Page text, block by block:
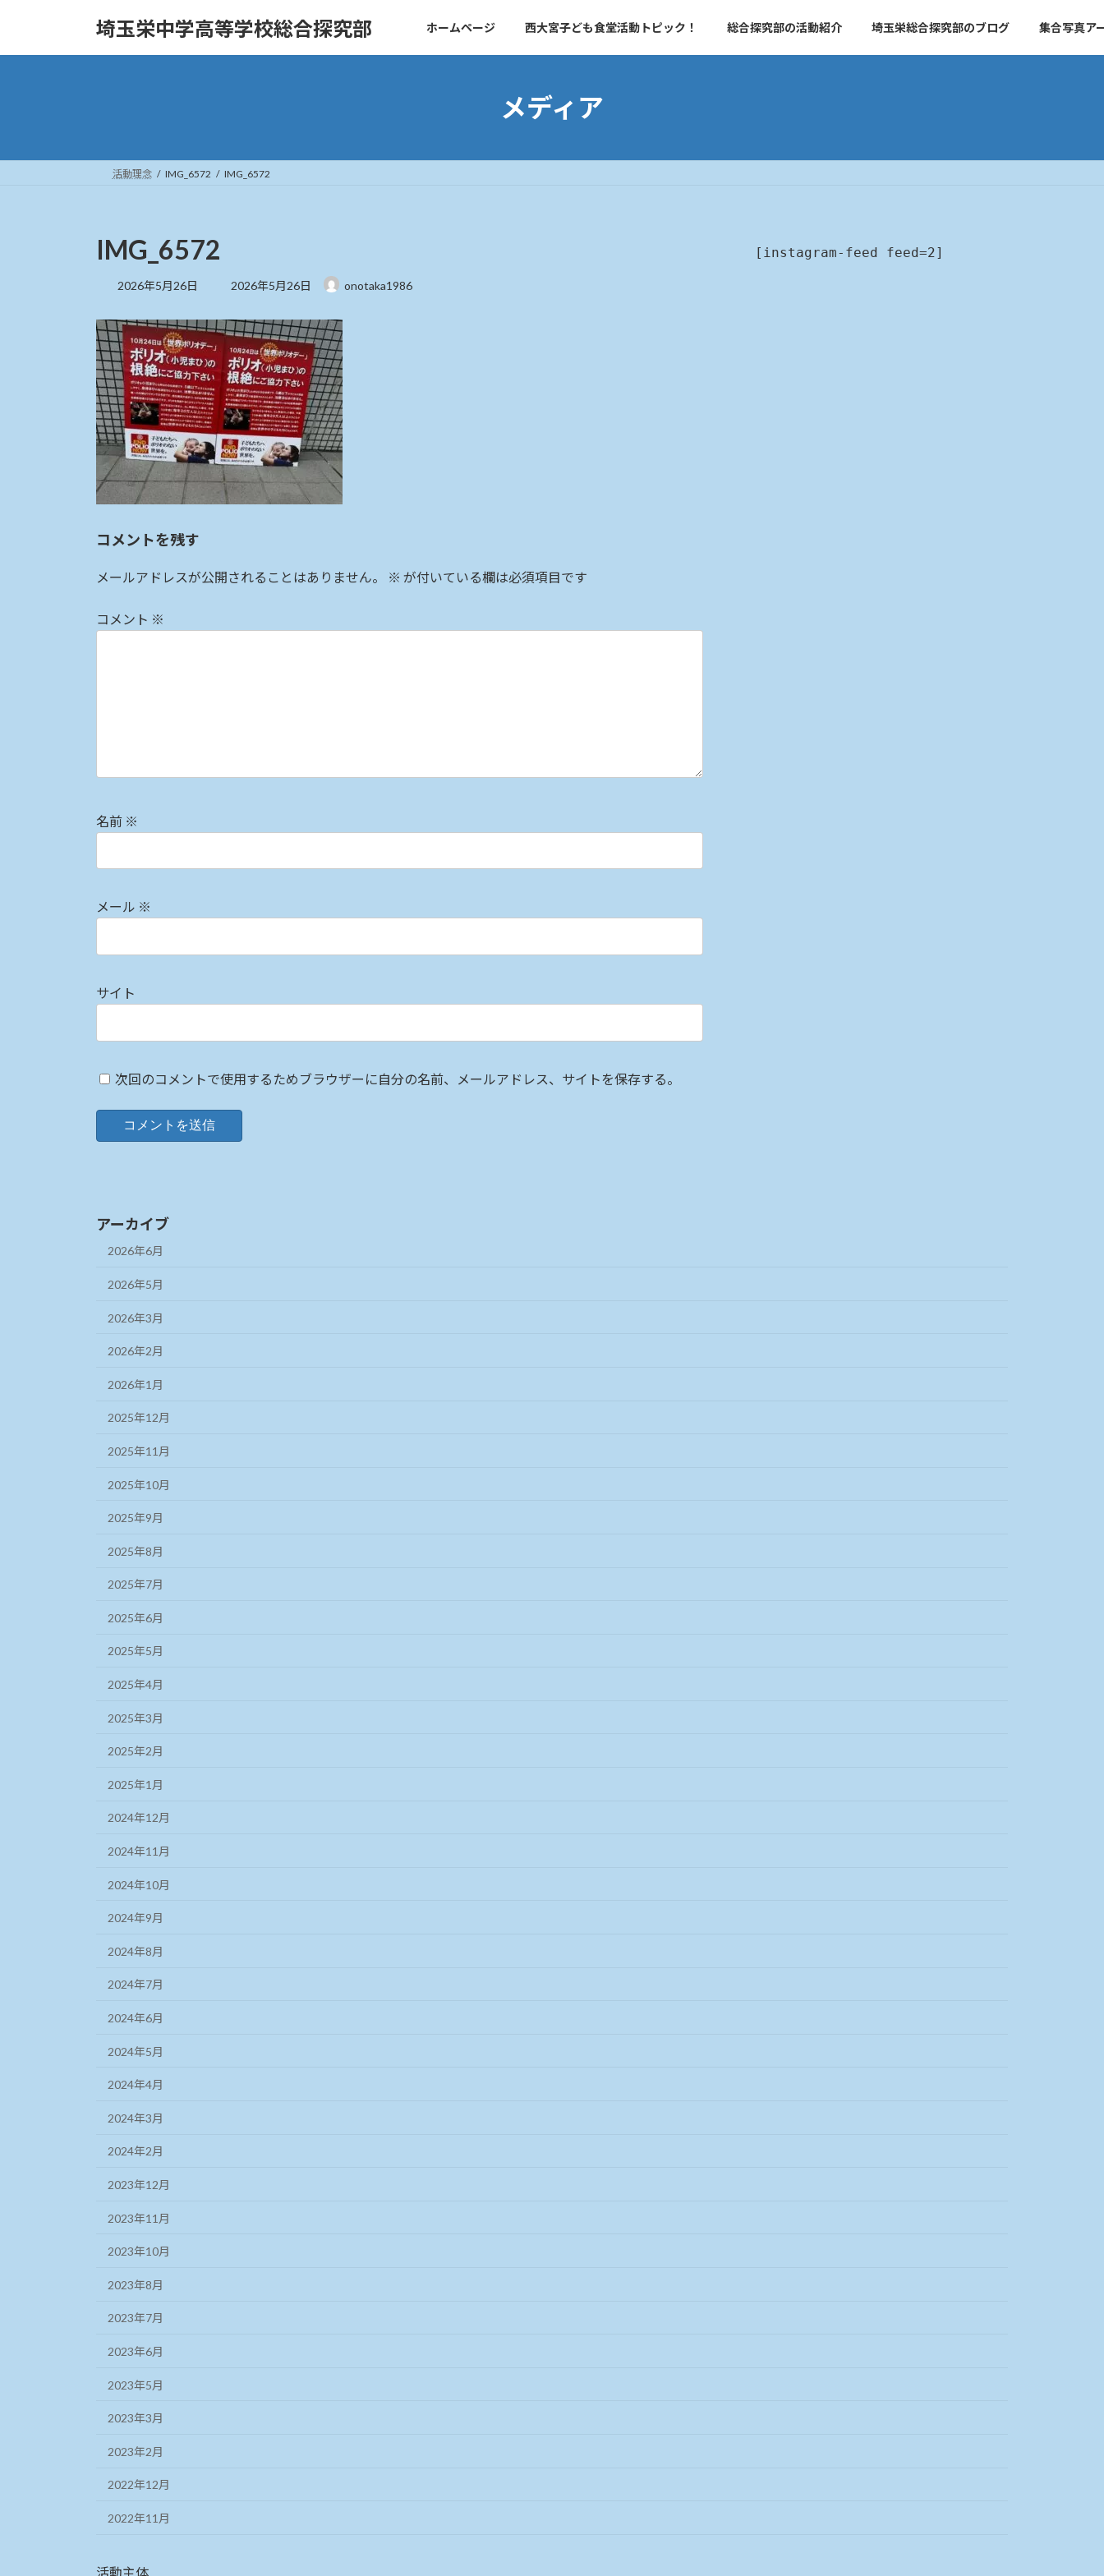
埼玉栄中学高等学校総合探究部 ホームページ 西大宮子ども食堂活動トピック！ 総合探究部の活動紹介 埼玉栄総合探究部のブログ 集合写真ア
メディア
活動理念 IMG_6572 IMG_6572
IMG_6572
2026年5月26日
最
新
日
時
:
2026年5月26日 onotaka1986
コメントを残す
メールアドレスが公開されることはありません。 ※ が付いている欄は必須項目です
コメント ※
名前 ※
メール ※
サイト
次回のコメントで使用するためブラウザーに自分の名前、メールアドレス、サイトを保存する。
[instagram-feed feed=2]
アーカイブ
2026年6月
2026年5月
2026年3月
2026年2月
2026年1月
2025年12月
2025年11月
2025年10月
2025年9月
2025年8月
2025年7月
2025年6月
2025年5月
2025年4月
2025年3月
2025年2月
2025年1月
2024年12月
2024年11月
2024年10月
2024年9月
2024年8月
2024年7月
2024年6月
2024年5月
2024年4月
2024年3月
2024年2月
2023年12月
2023年11月
2023年10月
2023年8月
2023年7月
2023年6月
2023年5月
2023年3月
2023年2月
2022年12月
2022年11月
活動主体